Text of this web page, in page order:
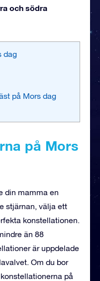
och södra
dag
på Mors dag
på Mors
din mamma en
stjärnan, välja ett
konstellationen.
än 88
är uppdelade
Om du bor
på